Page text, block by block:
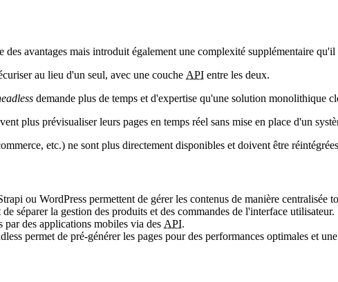
avantages mais introduit également une complexité supplémentaire
au lieu d'un seul, avec une couche API entre les deux.
demande plus de temps et d'expertise qu'une solution monolithique
plus prévisualiser leurs pages en temps réel sans mise en place d'un
etc.) ne sont plus directement disponibles et doivent être
ou WordPress permettent de gérer les contenus de manière centralisée
séparer la gestion des produits et des commandes de l'interface utilisateur.
par des applications mobiles via des API.
permet de pré-générer les pages pour des performances optimales et